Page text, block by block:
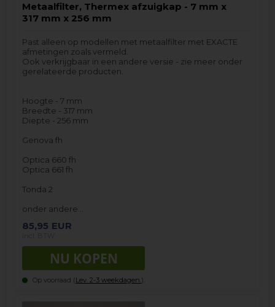
Metaalfilter, Thermex afzuigkap - 7 mm x
317 mm x 256 mm
Past alleen op modellen met metaalfilter met EXACTE
afmetingen zoals vermeld.
Ook verkrijgbaar in een andere versie - zie meer onder
gerelateerde producten.
Hoogte - 7 mm
Breedte - 317 mm
Diepte - 256 mm
Genova fh
Optica 660 fh
Optica 661 fh
Tonda 2
onder andere…
85,95 EUR
Op voorraad (Lev. 2-3 weekdagen. ).